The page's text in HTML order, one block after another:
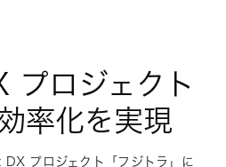
プロジェクト
率化を実現
プロジェクト「フジトラ」に